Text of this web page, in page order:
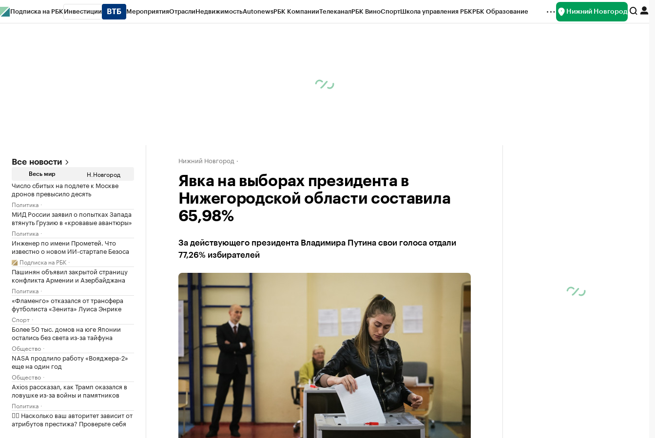
Подписка на РБК Инвестиции МероприятияОтраслиНедвижимостьAutonewsРБК КомпанииТелеканалРБК ВиноСпортШкола управления РБКРБК Образование Нижний Новгород
Все новости
Весь мир Н.Новгород
Число сбитых на подлете к Москве
дронов превысило десять
Политика
МИД России заявил о попытках Запада
втянуть Грузию в «кровавые авантюры»
Политика
Инженер по имени Прометей. Что
известно о новом ИИ-стартапе Безоса
Подписка на РБК
Пашинян объявил закрытой страницу
конфликта Армении и Азербайджана
Политика
«Фламенго» отказался от трансфера
футболиста «Зенита» Луиса Энрике
Спорт
Более 50 тыс. домов на юге Японии
остались без света из-за тайфуна
Общество
NASA продлило работу «Вояджера-2»
еще на один год
Общество
Axios рассказал, как Трамп оказался в
ловушке из-за войны и памятников
Политика
✍🏻 Насколько ваш авторитет зависит от
атрибутов престижа? Проверьте себя
Нижний Новгород
Явка на выборах президента в
Нижегородской области составила
65,98%
За действующего президента Владимира Путина свои голоса отдали
77,26% избирателей